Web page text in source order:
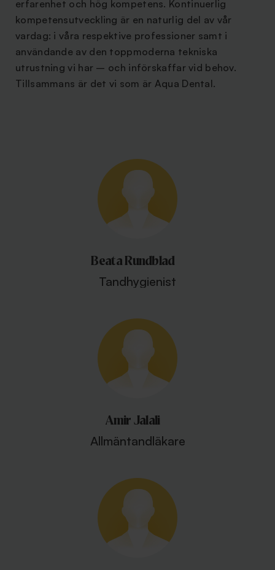
erfarenhet och hög kompetens. Kontinuerlig
kompetensutveckling är en naturlig del av vår
vardag: i våra respektive professioner samt i
användande av den toppmoderna tekniska
utrustning vi har – och införskaffar vid behov.
Tillsammans är det vi som är Aqua Dental.
Beata Rundblad
Tandhygienist
Amir Jalali
Allmäntandläkare